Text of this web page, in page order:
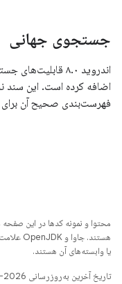
جستجوی جهانی
اندروید ۸.۰
اضافه کرده است. این سند
فهرست‌بندی صحیح آن
محتوا و نمونه کدها در این
یا وابسته‌های آن هستند.
تاریخ آخرین به‌روزرسانی 2026-06-18 به‌وقت ساعت هماهنگ جهانی.